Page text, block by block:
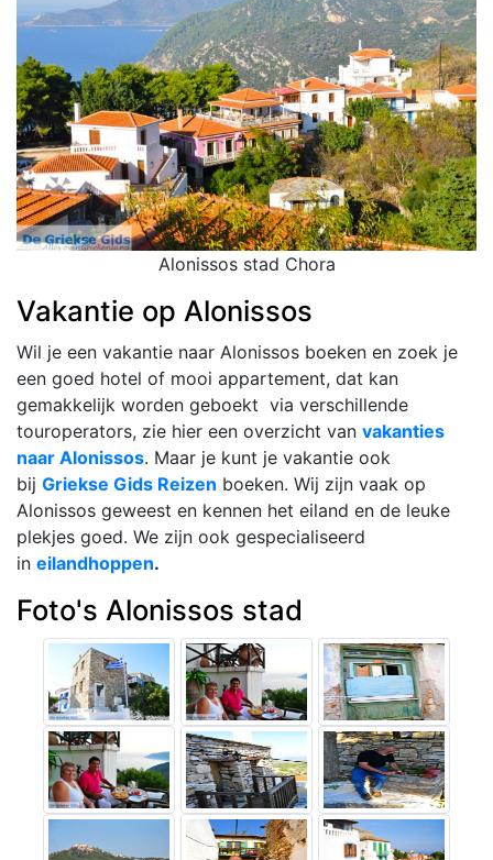
Alonissos stad Chora
Vakantie op Alonissos
Wil je een vakantie naar Alonissos boeken en zoek je
een goed hotel of mooi appartement, dat kan
gemakkelijk worden geboekt via verschillende
touroperators, zie hier een overzicht van vakanties
naar Alonissos. Maar je kunt je vakantie ook
bij Griekse Gids Reizen boeken. Wij zijn vaak op
Alonissos geweest en kennen het eiland en de leuke
plekjes goed. We zijn ook gespecialiseerd
in eilandhoppen.
Foto's Alonissos stad